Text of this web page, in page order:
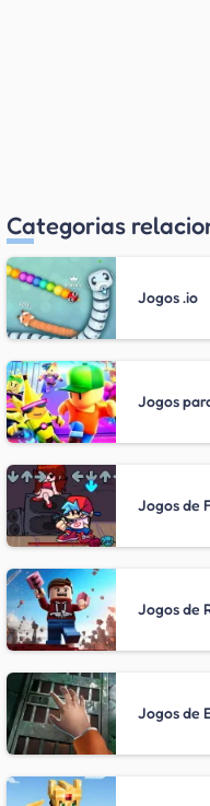
Categorias
Jogos .io
Jogos
Jogos de
Jogos de
Jogos de